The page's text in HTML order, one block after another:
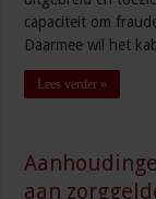
capaciteit om
Daarmee wil het
Lees verder »
aan